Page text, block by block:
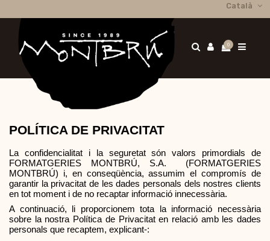
Català
0
POLÍTICA DE PRIVACITAT
La confidencialitat i la seguretat són valors primordials de
FORMATGERIES MONTBRÚ, S.A.  (FORMATGERIES
MONTBRÚ) i, en conseqüència, assumim el compromís de
garantir la privacitat de les dades personals dels nostres clients
en tot moment i de no recaptar informació innecessària.
A continuació, li proporcionem tota la informació necessària
sobre la nostra Política de Privacitat en relació amb les dades
personals que recaptem, explicant-: